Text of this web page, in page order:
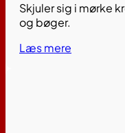
Skjuler sig i mørke
og bøger.
Læs mere